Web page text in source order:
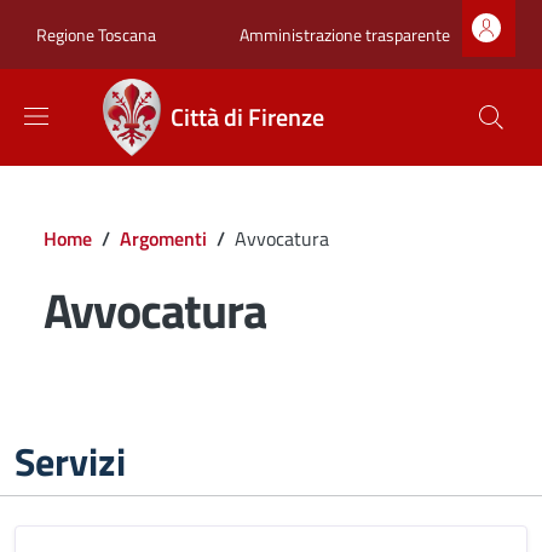
Regione Toscana Zona superiore
Amministrazione trasparente
Città di Firenze
Briciole di pane
Home / Argomenti / Avvocatura
Avvocatura
Servizi